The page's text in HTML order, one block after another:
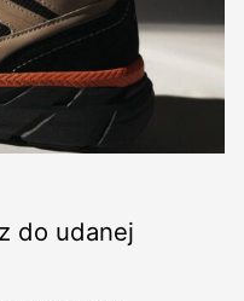
do udanej